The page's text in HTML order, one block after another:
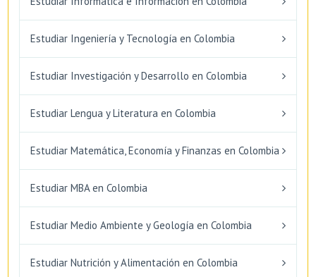
Estudiar Ingeniería y Tecnología en Colombia
Estudiar Investigación y Desarrollo en Colombia
Estudiar Lengua y Literatura en Colombia
Estudiar Matemática, Economía y Finanzas en Colombia
Estudiar MBA en Colombia
Estudiar Medio Ambiente y Geología en Colombia
Estudiar Nutrición y Alimentación en Colombia